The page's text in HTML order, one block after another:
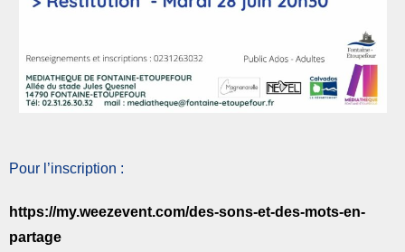
Pour l’inscription :
https://my.weezevent.com/des-sons-et-des-mots-en-
partage